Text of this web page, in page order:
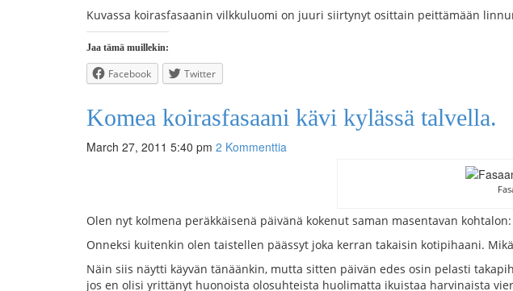
Kuvassa koirasfasaanin vilkkuluomi on juuri siirtynyt osittain peittämään
Jaa tämä muillekin:
Facebook Twitter
Komea koirasfasaani kävi kylässä talvella.
March 27, 2011 5:40 pm 2 Kommenttia
Olen nyt kolmena peräkkäisenä päivänä kokenut saman masentavan
Onneksi kuitenkin olen taistellen päässyt joka kerran takaisin kotipihaani.
Näin siis näytti käyvän tänäänkin, mutta sitten päivän edes osin pelasti
jos en olisi yrittänyt huonoista olosuhteista huolimatta ikuistaa harvinaista